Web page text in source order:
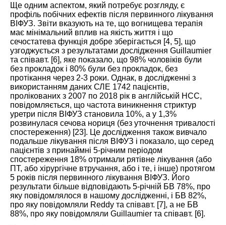
Ще одним аспектом, який потребує розгляду, є
профіль побічних ефектів після первинного лікування
ВІФУЗ. Звіти вказують на те, що вогнищева терапія
має мінімальний вплив на якість життя і що
сечостатева функція добре зберігається [4, 5], що
узгоджується з результатами дослідження Guillaumier
та співавт. [6], яке показало, що 98% чоловіків були
без прокладок і 80% були без прокладок, без
протікання через 2-3 роки. Однак, в дослідженні з
використанням даних СЛЕ 1742 пацієнтів,
пролікованих з 2007 по 2018 рік в англійській НСС,
повідомляється, що частота виникнення стриктур
уретри після ВІФУЗ становила 10%, а у 1,3%
розвинулася сечова нориця (без уточнення тривалості
спостереження) [23]. Це дослідження також вивчало
подальше лікування після ВІФУЗ і показало, що серед
пацієнтів з принаймні 5-річним періодом
спостереження 18% отримали рятівне лікування (або
ПТ, або хірургічне втручання, або і те, і інше) протягом
5 років після первинного лікування ВІФУЗ. Його
результати більше відповідають 5-річній БВ 78%, про
яку повідомлялося в нашому дослідженні, і БВ 82%,
про яку повідомляли Reddy та співавт. [7], а не БВ
88%, про яку повідомляли Guillaumier та співавт. [6].